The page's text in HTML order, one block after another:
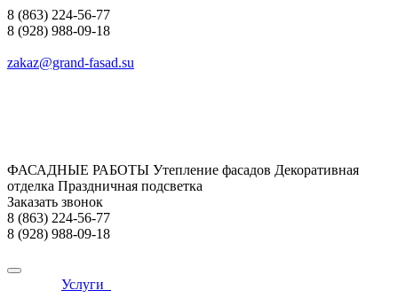
8 (863) 224-56-77
8 (928) 988-09-18
zakaz@grand-fasad.su
ФАСАДНЫЕ РАБОТЫ Утепление фасадов Декоративная
отделка Праздничная подсветка
Заказать звонок
8 (863) 224-56-77
8 (928) 988-09-18
Услуги